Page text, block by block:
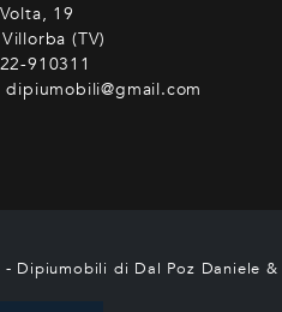
19
(TV)
910311
dipiumobili@gmail.com
Dipiumobili di Dal Poz Daniele &